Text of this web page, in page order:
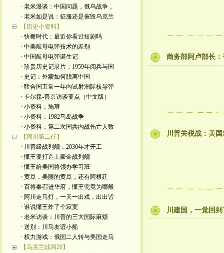
· 老米漫谈：中国问题，俄乌战争，
· 老米如是说：征服还是催毁乌克兰
【历史小资料】
· 快餐时代：最近你看过短剧吗
· 中美航母电弹技术的差别
· 中国航母电弹诞生记
· 珍贵历史记录片：1959年阅兵与国
· 史记：外蒙如何脱离中国
· 联合国五常一年内试射洲际核导弹
· 卡尔森-普京访谈要点（中文版）
· 小资料：施琅
· 小资料：1982马岛战争
· 小资料：第二次国共内战伤亡人数
【阿川第二任】
· 川普级战列舰：2030年才开工
· 懂王要打造土豪金战列舰
· 懂王给美国将领办学习班
· 黄豆，美丽的黄豆，还有阿根廷
· 百将奉召进华府，懂王究竟为哪般
· 阿川走马灯，一天一出戏，出出皆
· 谁说懂王炸了个寂寞
· 老米访谈：川普的三大国际麻烦
· 送别：川马友谊小船
· 权力游戏：俄国二人转与美国走马
【乌克兰战局20】
商务部阿卢部长
川普关税战：美
川建国，一觉回